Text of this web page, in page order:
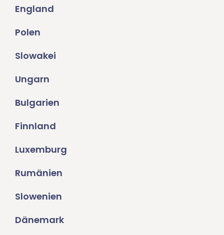
England
Polen
Slowakei
Ungarn
Bulgarien
Finnland
Luxemburg
Rumänien
Slowenien
Dänemark